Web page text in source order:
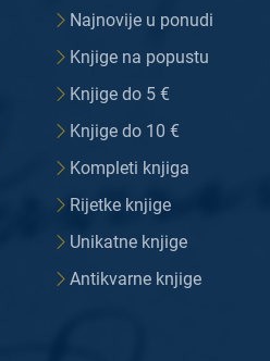
Najnovije u ponudi
Knjige na popustu
Knjige do 5 €
Knjige do 10 €
Kompleti knjiga
Rijetke knjige
Unikatne knjige
Antikvarne knjige